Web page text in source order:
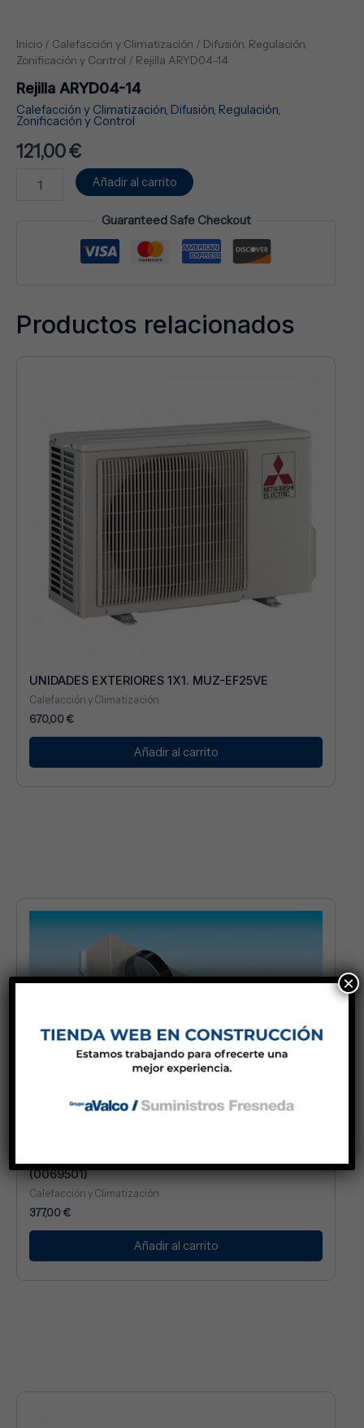
Inicio / Calefacción y Climatización / Difusión, Regulación,
Zonificación y Control / Rejilla ARYD04-14
Rejilla ARYD04-14
Calefacción y Climatización, Difusión, Regulación,
Zonificación y Control
121,00€
Añadir al carrito
Guaranteed Safe Checkout
Productos relacionados
UNIDADES EXTERIORES 1X1. MUZ-EF25VE
Calefacción y Climatización
670,00€
Añadir al carrito
FANCOIL SABIANA CARISMA MOD.CRSO 13
(0069501)
Calefacción y Climatización
377,00€
Añadir al carrito
×